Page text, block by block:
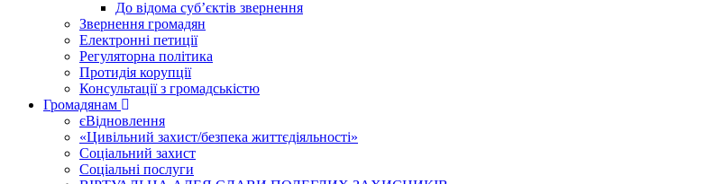
До відома суб’єктів звернення
Звернення громадян
Електронні петиції
Регуляторна політика
Протидія корупції
Консультації з громадськістю
Громадянам
єВідновлення
«Цивільний захист/безпека життєдіяльності»
Соціальний захист
Соціальні послуги